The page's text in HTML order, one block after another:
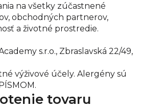
na všetky zúčastnené
obchodných partnerov,
a životné prostredie.
s.r.o., Zbraslavská 22/49,
výživové účely. Alergény sú
tovaru